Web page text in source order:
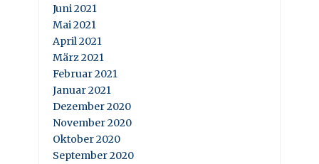
Juni 2021
Mai 2021
April 2021
März 2021
Februar 2021
Januar 2021
Dezember 2020
November 2020
Oktober 2020
September 2020